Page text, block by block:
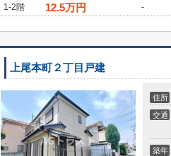
1-2階
12.5万円 -
上尾本町２丁目戸建
住所
交通
築年